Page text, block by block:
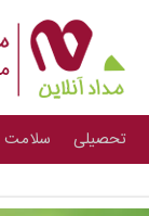
تحصیلی سلامت